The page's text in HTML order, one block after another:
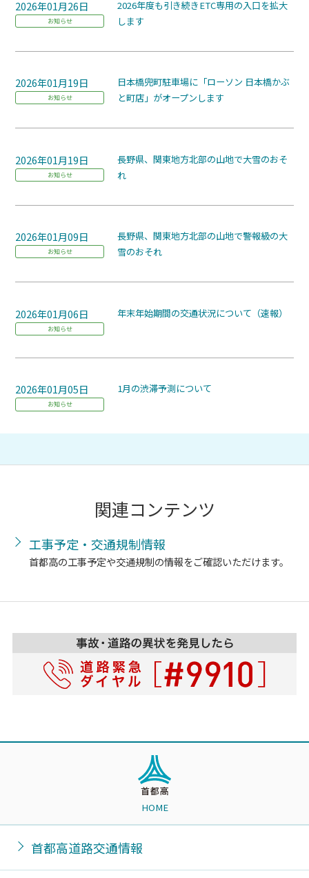
2026年01月26日
お知らせ
2026年度も引き続きETC専用の入口を拡大
します
2026年01月19日
お知らせ
日本橋兜町駐車場に「ローソン 日本橋かぶ
と町店」がオープンします
2026年01月19日
お知らせ
長野県、関東地方北部の山地で大雪のおそ
れ
2026年01月09日
お知らせ
長野県、関東地方北部の山地で警報級の大
雪のおそれ
2026年01月06日
お知らせ
年末年始期間の交通状況について（速報）
2026年01月05日
お知らせ
1月の渋滞予測について
関連コンテンツ
工事予定・交通規制情報
首都高の工事予定や交通規制の情報をご確認いただけます。
HOME
首都高道路交通情報